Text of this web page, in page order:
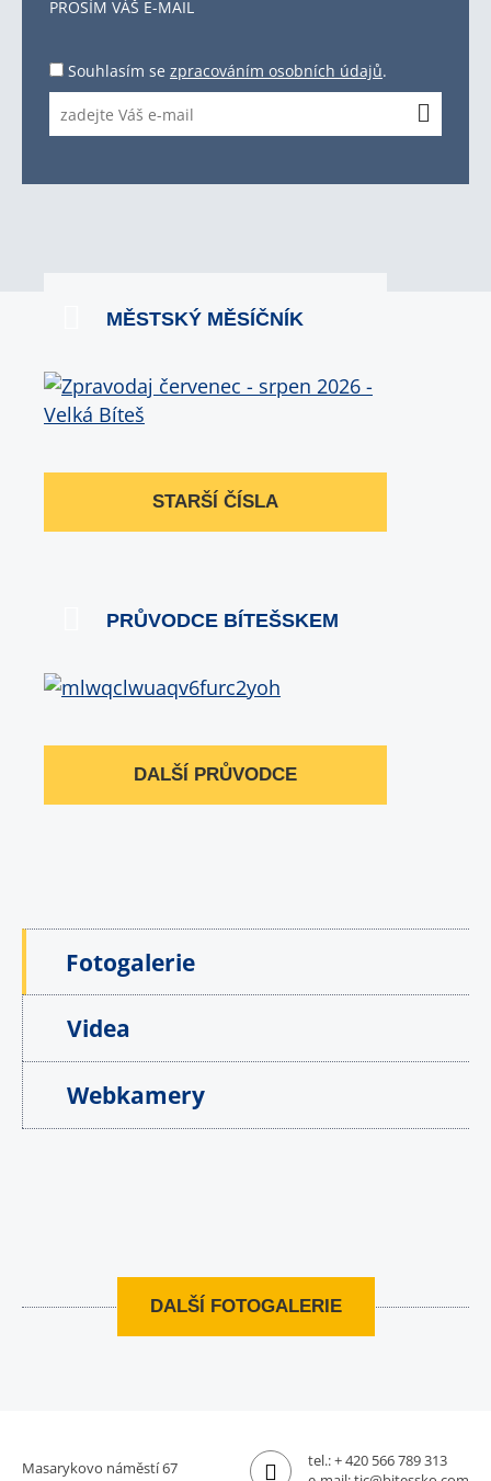
PROSÍM VÁŠ E-MAIL
Souhlasím se zpracováním osobních údajů.
MĚSTSKÝ MĚSÍČNÍK
STARŠÍ ČÍSLA
PRŮVODCE BÍTEŠSKEM
DALŠÍ PRŮVODCE
Fotogalerie
Videa
Webkamery
DALŠÍ FOTOGALERIE
Masarykovo náměstí 67
tel.:+ 420 566 789 313